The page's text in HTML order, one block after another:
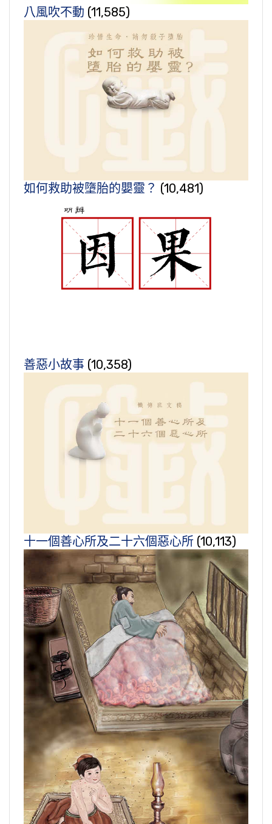
八風吹不動 (11,585)
如何救助被墮胎的嬰靈？ (10,481)
善惡小故事 (10,358)
十一個善心所及二十六個惡心所 (10,113)